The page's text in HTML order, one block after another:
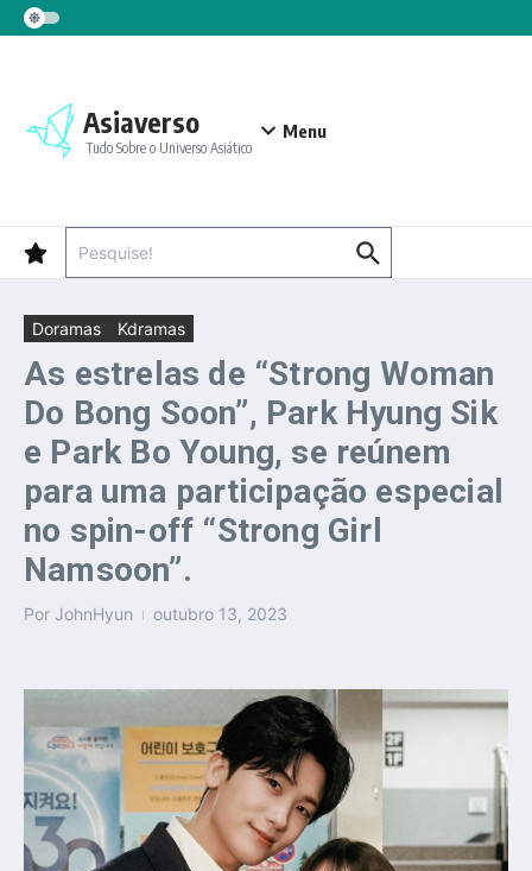
Ir para o conteúdo
Asiaverso
Tudo Sobre o Universo Asiático
Menu
Doramas Kdramas
As estrelas de “Strong Woman
Do Bong Soon”, Park Hyung Sik
e Park Bo Young, se reúnem
para uma participação especial
no spin-off “Strong Girl
Namsoon”.
Por JohnHyun outubro 13, 2023